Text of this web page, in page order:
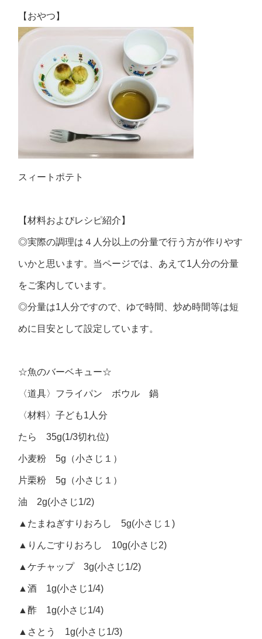
【おやつ】
スィートポテト
【材料およびレシピ紹介】
◎実際の調理は４人分以上の分量で行う方が作りやす
いかと思います。当ページでは、あえて1人分の分量
をご案内しています。
◎分量は1人分ですので、ゆで時間、炒め時間等は短
めに目安として設定しています。
☆魚のバーベキュー☆
〈道具〉フライパン ボウル 鍋
〈材料〉子ども1人分
たら 35g(1/3切れ位)
小麦粉 5g（小さじ１）
片栗粉 5g（小さじ１）
油 2g(小さじ1/2)
▲たまねぎすりおろし 5g(小さじ１)
▲りんごすりおろし 10g(小さじ2)
▲ケチャップ 3g(小さじ1/2)
▲酒 1g(小さじ1/4)
▲酢 1g(小さじ1/4)
▲さとう 1g(小さじ1/3)